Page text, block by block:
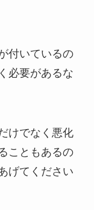
付いているの
必要があるな
けでなく悪化
こともあるの
げてください